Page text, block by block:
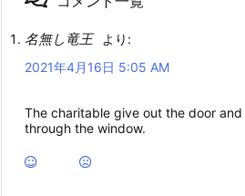
名無し竜王
より:
2021年4月16日 5:05 AM
The charitable give out the door
through the window.